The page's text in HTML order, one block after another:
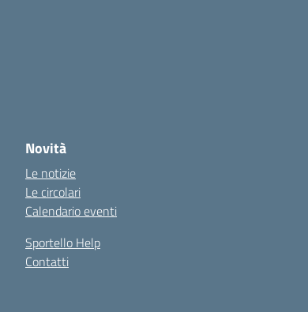
Novità
Le notizie
Le circolari
Calendario eventi
Sportello Help
Contatti